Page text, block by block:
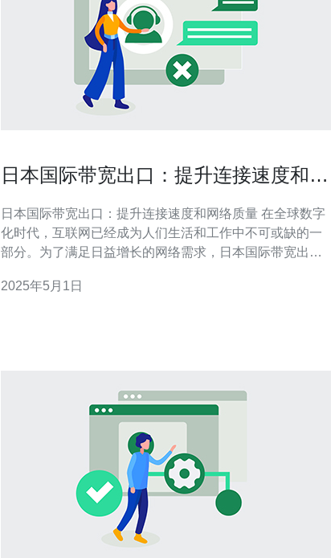
日本国际带宽出口：提升连接速度和网
日本国际带宽出口：提升连接速度和网络质量 在全球数字
化时代，互联网已经成为人们生活和工作中不可或缺的一
部分。为了满足日益增长的网络需求，日本国际带宽出口
要性以及如何提升连接速度和网络质量。 作为一个技术先
2025年5月1日